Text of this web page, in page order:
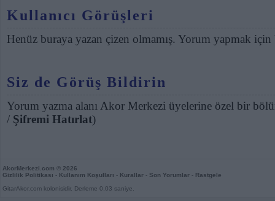
Kullanıcı Görüşleri
Henüz buraya yazan çizen olmamış. Yorum yapmak için
Siz de Görüş Bildirin
Yorum yazma alanı Akor Merkezi üyelerine özel bir
/ Şifremi Hatırlat)
AkorMerkezi.com © 2026
Gizlilik Politikası - Kullanım Koşulları - Kurallar - Son Yorumlar - Rastgele
GitarAkor.com kolonisidir. Derleme 0,03 saniye.